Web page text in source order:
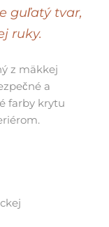
guľatý tvar,
ruky.
z mäkkej
a
farby krytu